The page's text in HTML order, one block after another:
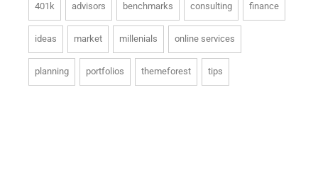
401k advisors benchmarks consulting finance
ideas market millenials online services
planning portfolios themeforest tips